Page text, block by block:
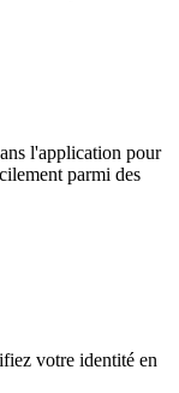
l'application pour
parmi des
votre identité en